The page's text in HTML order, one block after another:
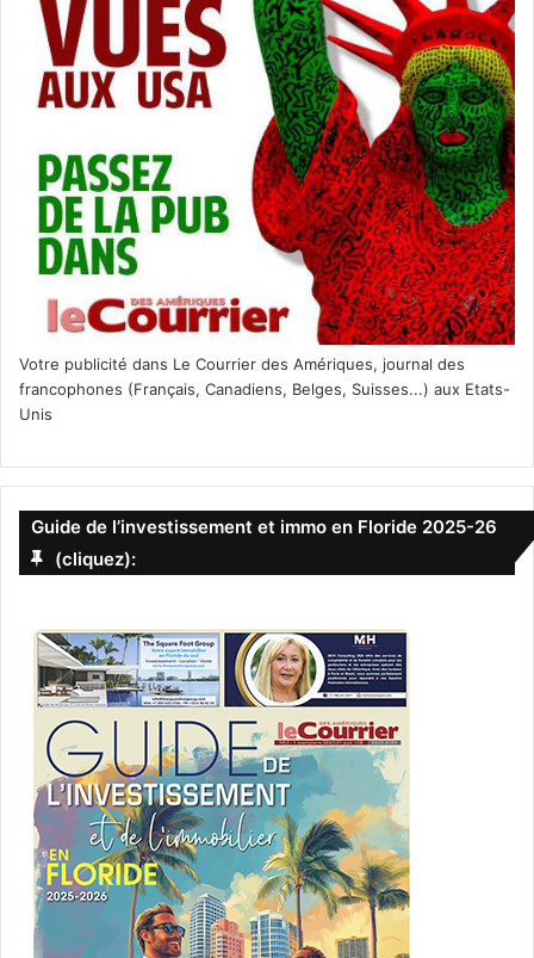
Votre publicité dans Le Courrier des Amériques, journal des
francophones (Français, Canadiens, Belges, Suisses...) aux Etats-
Unis
Guide de l’investissement et immo en Floride 2025-26
(cliquez):